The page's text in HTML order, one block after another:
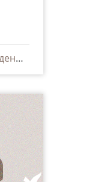
Просмотреть все сведения